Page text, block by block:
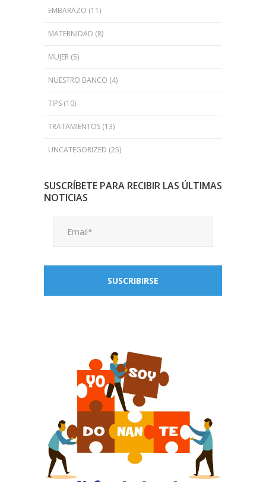
EMBARAZO (11)
MATERNIDAD (8)
MUJER (5)
NUESTRO BANCO (4)
TIPS (10)
TRATAMIENTOS (13)
UNCATEGORIZED (25)
SUSCRÍBETE PARA RECIBIR LAS ÚLTIMAS
NOTICIAS